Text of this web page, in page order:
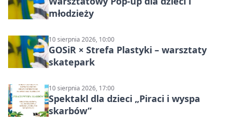
młodzieży
10 sierpnia 2026, 10:00
GOSiR × Strefa Plastyki – warsztaty
skatepark
10 sierpnia 2026, 17:00
Spektakl dla dzieci „Piraci i wyspa
skarbów”